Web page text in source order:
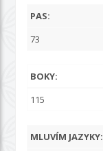
PAS:
73
BOKY:
115
MLUVÍM JAZYKY: